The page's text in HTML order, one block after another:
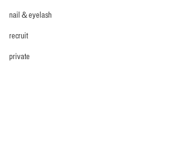
nail＆eyelash
recruit
private